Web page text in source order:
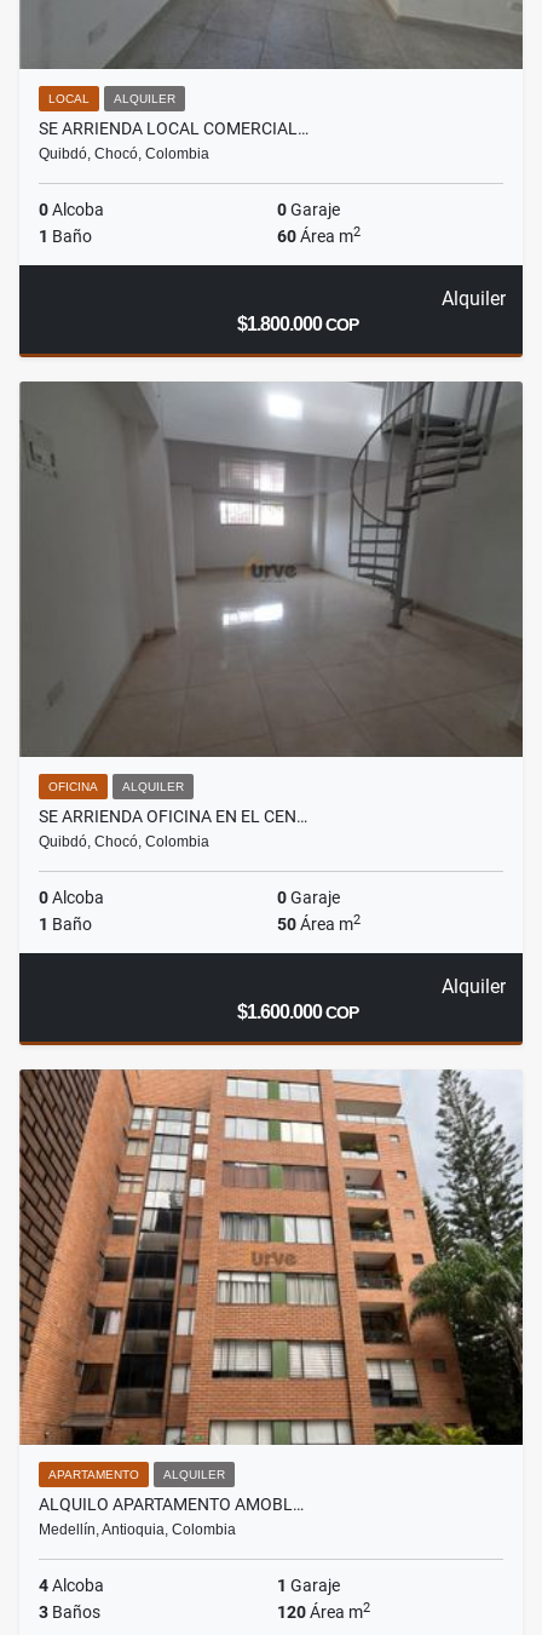
LOCAL ALQUILER
SE ARRIENDA LOCAL COMERCIAL…
Quibdó, Chocó, Colombia
0Alcoba 0Garaje
1 Baño 60Área m2
Alquiler
$1.800.000COP
OFICINA ALQUILER
SE ARRIENDA OFICINA EN EL CEN…
Quibdó, Chocó, Colombia
0Alcoba 0Garaje
1 Baño 50Área m2
Alquiler
$1.600.000COP
APARTAMENTO ALQUILER
ALQUILO APARTAMENTO AMOBL…
Medellín, Antioquia, Colombia
4Alcoba 1 Garaje
3 Baños 120Área m2